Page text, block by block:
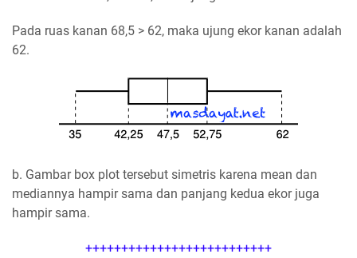
Pada ruas kanan 68,5 > 62, maka ujung ekor kanan adalah
62.
b. Gambar box plot tersebut simetris karena mean dan
mediannya hampir sama dan panjang kedua ekor juga
hampir sama.
++++++++++++++++++++++++++